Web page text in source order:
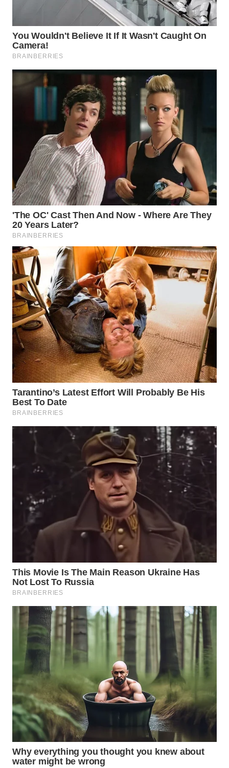
WN
KALSEL
WN
SULSEL
WN
GORONTALO
WN
SULUT
WN
MALUKU
WN
MALUT
WN
DAIRI
WN
DANAU
TOBA
WN
NIAS
WN
LANGKAT
WN
SELATAN
WN
TANJUNG
WN
KARO
WN
SIMALUNGUN
WN
LABUHANBATU
WN
TAPANULI
TENGAH
WN DELI
SERDANG